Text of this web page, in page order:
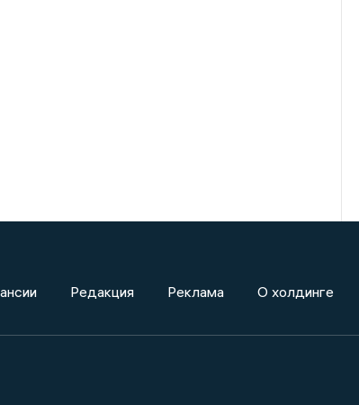
Редакция Реклама О холдинге